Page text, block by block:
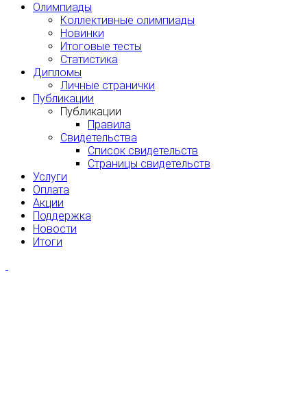
Олимпиады
Коллективные олимпиады
Новинки
Итоговые тесты
Статистика
Дипломы
Личные странички
Публикации
Публикации
Правила
Свидетельства
Список свидетельств
Страницы свидетельств
Услуги
Оплата
Акции
Поддержка
Новости
Итоги